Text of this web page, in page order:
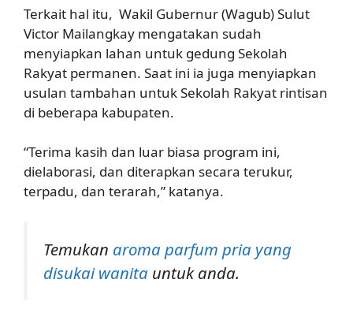
Terkait hal itu, Wakil Gubernur (Wagub) Sulut
Victor Mailangkay mengatakan sudah
menyiapkan lahan untuk gedung Sekolah
Rakyat permanen. Saat ini ia juga menyiapkan
usulan tambahan untuk Sekolah Rakyat rintisan
di beberapa kabupaten.
“Terima kasih dan luar biasa program ini,
dielaborasi, dan diterapkan secara terukur,
terpadu, dan terarah,” katanya.
Temukan aroma parfum pria yang
disukai wanita untuk anda.